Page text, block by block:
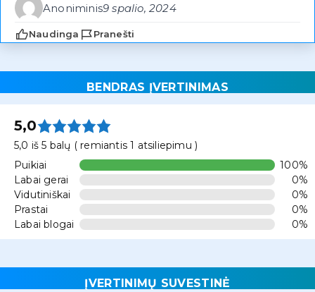
Anoniminis9 spalio, 2024
Naudinga Pranešti
BENDRAS ĮVERTINIMAS
5,0
5,0 iš 5 balų ( remiantis 1 atsiliepimu )
Puikiai
100%
Labai gerai
0%
Vidutiniškai
0%
Prastai
0%
Labai blogai
0%
ĮVERTINIMŲ SUVESTINĖ